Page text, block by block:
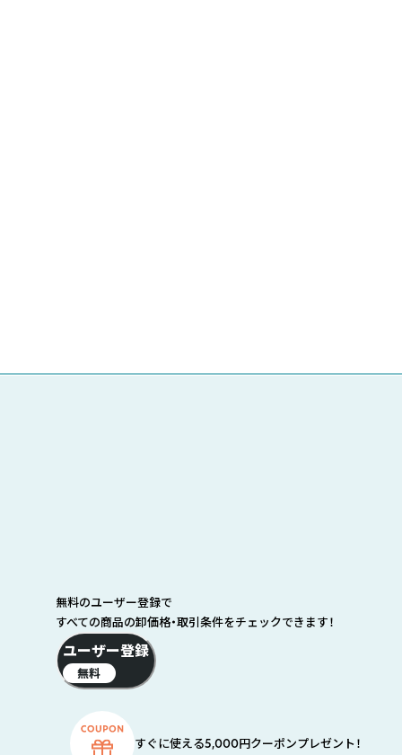
無料のユーザー登録で
すべての商品の卸価格・取引条件をチェックできます！
ユーザー登録
無料
すぐに使える5,000円クーポンプレゼント！